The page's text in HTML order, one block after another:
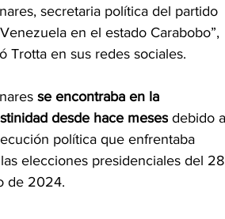
secretaria política del partido
en el estado Carabobo”,
Trotta en sus redes sociales.
se encontraba en la
desde hace meses debido
política que enfrentaba
elecciones presidenciales del
de 2024.